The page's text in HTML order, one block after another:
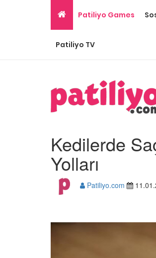
Patiliyo Games
Patiliyo TV
Kedilerde
Yolları
Patiliyo.com